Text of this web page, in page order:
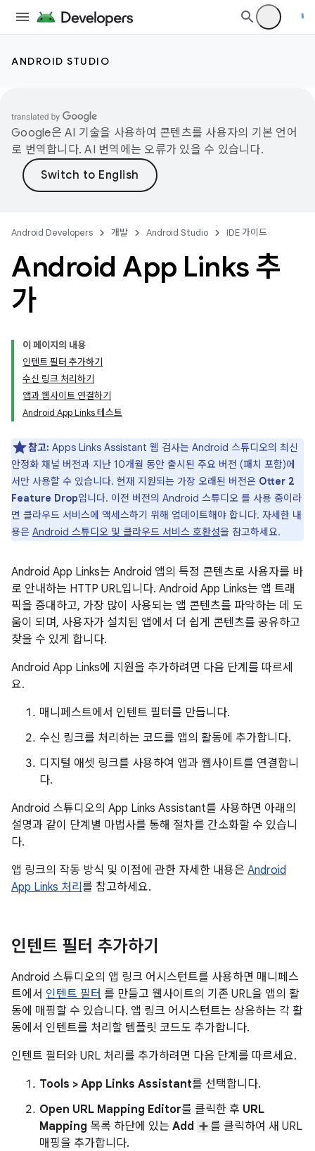
ANDROID STUDIO
Google은 AI 기술을 사용하여 콘텐츠를 사용자의 기본 언어
로 번역합니다. AI 번역에는 오류가 있을 수 있습니다.
Android Developers 개발 Android Studio IDE 가이드
Android App Links 추
가
이 페이지의 내용
인텐트 필터 추가하기
수신 링크 처리하기
앱과 웹사이트 연결하기
Android App Links 테스트
참고: Apps Links Assistant 웹 검사는 Android 스튜디오의 최신
안정화 채널 버전과 지난 10개월 동안 출시된 주요 버전 (패치 포함)에
서만 사용할 수 있습니다. 현재 지원되는 가장 오래된 버전은 Otter 2
Feature Drop입니다. 이전 버전의 Android 스튜디오 를 사용 중이라
면 클라우드 서비스에 액세스하기 위해 업데이트해야 합니다. 자세한 내
용은 Android 스튜디오 및 클라우드 서비스 호환성을 참고하세요.
Android App Links는 Android 앱의 특정 콘텐츠로 사용자를 바
로 안내하는 HTTP URL입니다. Android App Links는 앱 트래
픽을 증대하고, 가장 많이 사용되는 앱 콘텐츠를 파악하는 데 도
움이 되며, 사용자가 설치된 앱에서 더 쉽게 콘텐츠를 공유하고
찾을 수 있게 합니다.
Android App Links에 지원을 추가하려면 다음 단계를 따르세
요.
매니페스트에서 인텐트 필터를 만듭니다.
수신 링크를 처리하는 코드를 앱의 활동에 추가합니다.
디지털 애셋 링크를 사용하여 앱과 웹사이트를 연결합니
다.
Android 스튜디오의 App Links Assistant를 사용하면 아래의
설명과 같이 단계별 마법사를 통해 절차를 간소화할 수 있습니
다.
앱 링크의 작동 방식 및 이점에 관한 자세한 내용은 Android
App Links 처리 를 참고하세요.
인텐트 필터 추가하기
Android 스튜디오의 앱 링크 어시스턴트를 사용하면 매니페스
트에서 인텐트 필터 를 만들고 웹사이트의 기존 URL을 앱의 활
동에 매핑할 수 있습니다. 앱 링크 어시스턴트는 상응하는 각 활
동에서 인텐트를 처리할 템플릿 코드도 추가합니다.
인텐트 필터와 URL 처리를 추가하려면 다음 단계를 따르세요.
Tools > App Links Assistant를 선택합니다.
Open URL Mapping Editor를 클릭한 후 URL
Mapping 목록 하단에 있는 Add
를 클릭하여 새 URL
매핑을 추가합니다.